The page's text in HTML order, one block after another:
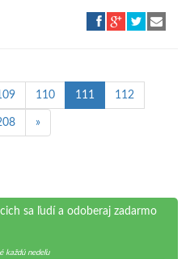
110 111 112
»
sa ľudí a odoberaj zadarmo
každú nedeľu